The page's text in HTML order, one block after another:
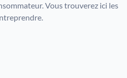
Vous trouverez ici les